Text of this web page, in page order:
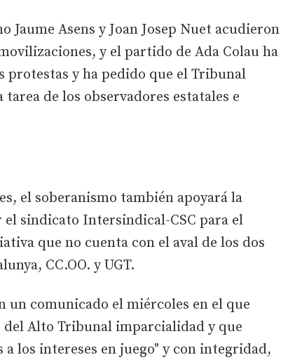
Jaume Asens y Joan Josep Nuet acudieron
y el partido de Ada Colau ha
protestas y ha pedido que el Tribunal
de los observadores estatales e
el soberanismo también apoyará la
el sindicato Intersindical-CSC para el
que no cuenta con el aval de los dos
CC.OO. y UGT.
un comunicado el miércoles en el que
Alto Tribunal imparcialidad y que
a los intereses en juego" y con integridad,